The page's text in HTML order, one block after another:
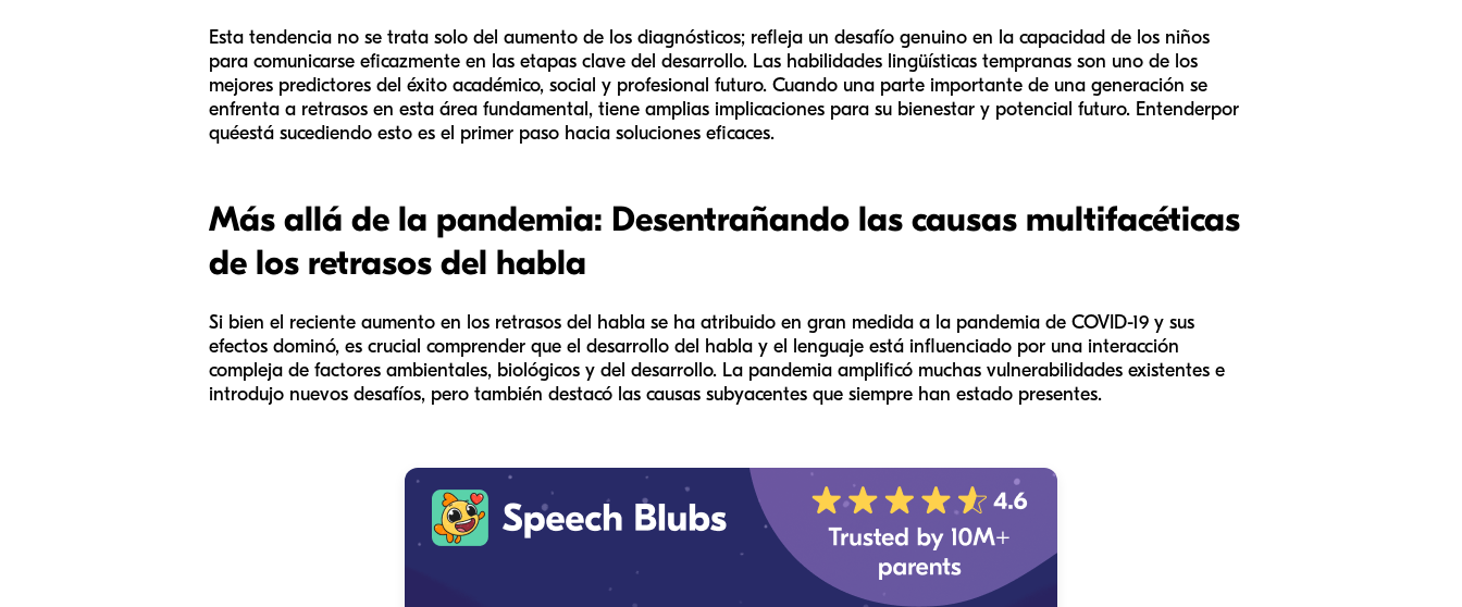
Esta tendencia no se trata solo del aumento de los diagnósticos; refleja un desafío genuino en la capacidad de los niños
para comunicarse eficazmente en las etapas clave del desarrollo. Las habilidades lingüísticas tempranas son uno de los
mejores predictores del éxito académico, social y profesional futuro. Cuando una parte importante de una generación se
enfrenta a retrasos en esta área fundamental, tiene amplias implicaciones para su bienestar y potencial futuro. Entenderpor
quéestá sucediendo esto es el primer paso hacia soluciones eficaces.
Más allá de la pandemia: Desentrañando las causas multifacéticas
de los retrasos del habla
Si bien el reciente aumento en los retrasos del habla se ha atribuido en gran medida a la pandemia de COVID-19 y sus
efectos dominó, es crucial comprender que el desarrollo del habla y el lenguaje está influenciado por una interacción
compleja de factores ambientales, biológicos y del desarrollo. La pandemia amplificó muchas vulnerabilidades existentes e
introdujo nuevos desafíos, pero también destacó las causas subyacentes que siempre han estado presentes.